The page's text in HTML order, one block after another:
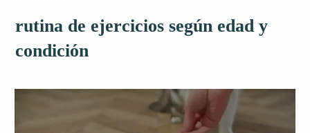
rutina de ejercicios según edad y
condición